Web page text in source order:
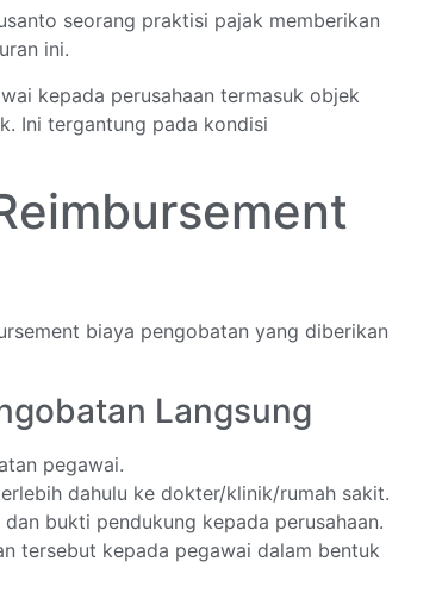
seorang praktisi pajak memberikan
ini.
kepada perusahaan termasuk objek
Ini tergantung pada kondisi
biaya pengobatan yang diberikan
Langsung
pegawai.
dahulu ke dokter/klinik/rumah sakit.
bukti pendukung kepada perusahaan.
tersebut kepada pegawai dalam bentuk